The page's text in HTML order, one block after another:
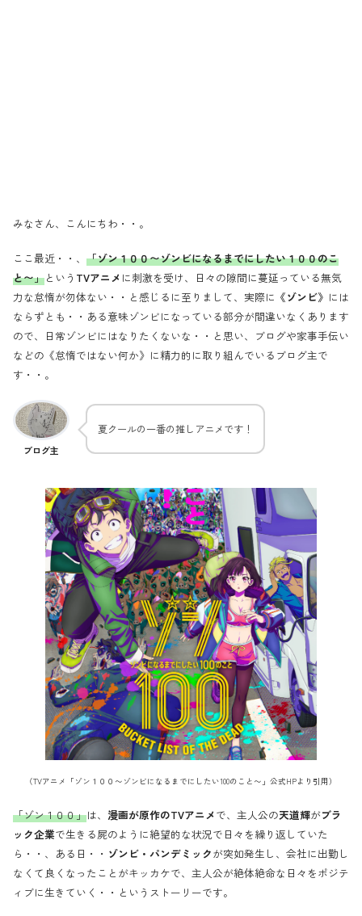
みなさん、こんにちわ・・。
ここ最近・・、 「ゾン１００〜ゾンビになるまでにしたい１００のこ
と〜」という TVアニメ に刺激を受け、日々の隙間に蔓延っている無気
力な怠惰が勿体ない・・と感じるに至りまして、実際に 《ゾンビ》 には
ならずとも・・ある意味ゾンビになっている部分が間違いなくあります
ので、日常ゾンビにはなりたくないな・・と思い、ブログや家事手伝い
などの《怠惰ではない何か》に精力的に取り組んでいるブログ主で
す・・。
ブログ主
夏クールの一番の推しアニメです！
（TVアニメ「ゾン１００〜ゾンビになるまでにしたい100のこと〜」公式HPより引用）
「ゾン１００」は、 漫画が原作のTVアニメで、主人公の天道輝がブラ
ック企業で生きる屍のように絶望的な状況で日々を繰り返していた
ら・・、ある日・・ ゾンビ・パンデミックが突如発生し、会社に出勤し
なくて良くなったことがキッカケで、主人公が絶体絶命な日々をポジテ
ィブに生きていく・・というストーリーです。